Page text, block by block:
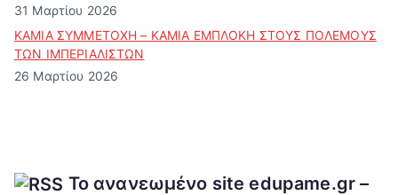
31 Μαρτίου 2026
ΚΑΜΙΑ ΣΥΜΜΕΤΟΧΗ – ΚΑΜΙΑ ΕΜΠΛΟΚΗ ΣΤΟΥΣ ΠΟΛΕΜΟΥΣ
ΤΩΝ ΙΜΠΕΡΙΑΛΙΣΤΩΝ
26 Μαρτίου 2026
Το ανανεωμένο site edupame.gr –